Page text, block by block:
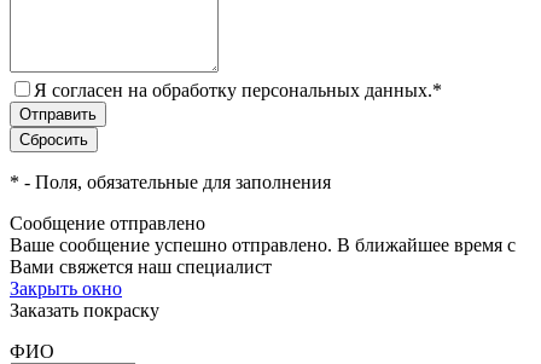
Я согласен на обработку персональных данных.*
* - Поля, обязательные для заполнения
Сообщение отправлено
Ваше сообщение успешно отправлено. В ближайшее время с
Вами свяжется наш специалист
Закрыть окно
Заказать покраску
ФИО